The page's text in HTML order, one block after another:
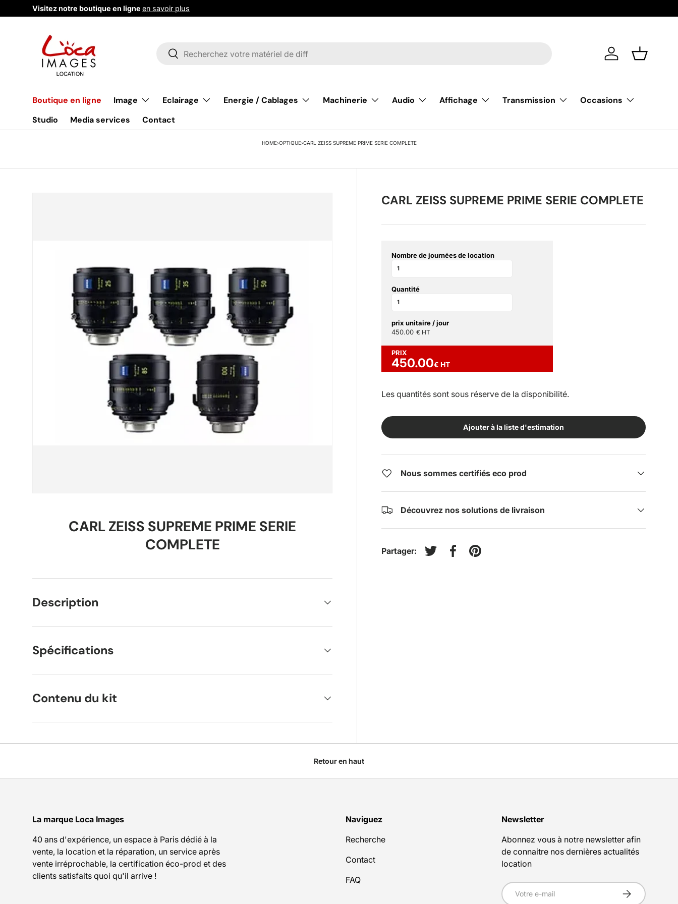
Aller au contenu
Visitez notre boutique en ligne en savoir plus
Recherche
Rechercher
Se connecter
Liste de
Boutique en ligne Image Eclairage Energie / Cablages Machinerie Audio Affichage Transmission
Occasions
Studio
Media services Contact
HOME›OPTIQUE›CARL ZEISS SUPREME PRIME SERIE COMPLETE
CARL ZEISS SUPREME PRIME SERIE COMPLETE
Nombre de journées de location
Quantité
prix unitaire / jour
450.00 € HT
PRIX
450.00€ HT
Les quantités sont sous réserve de la disponibilité.
Ajouter à la liste d'estimation
Nous sommes certifiés eco prod
Découvrez nos solutions de livraison
Partager:
Tweeter sur Twitter
Partager sur Facebook
Épingler sur Pinterest
CARL ZEISS SUPREME PRIME SERIE
COMPLETE
Description
Spécifications
Contenu du kit
Retour en haut
La marque Loca Images
40 ans d'expérience, un espace à Paris dédié à la
vente, la location et la réparation, un service après
vente irréprochable, la certification éco-prod et des
clients satisfaits quoi qu'il arrive !
Naviguez
Recherche
Contact
FAQ
Newsletter
Abonnez vous à notre newsletter afin
de connaitre nos dernières actualités
location
E-mail S’inscrire